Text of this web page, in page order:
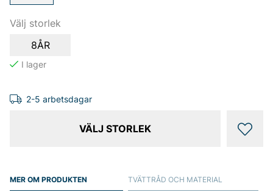
Välj storlek
8ÅR
2-5 arbetsdagar
VÄLJ STORLEK
MER OM PRODUKTEN TVÄTTRÅD OCH MATERIAL